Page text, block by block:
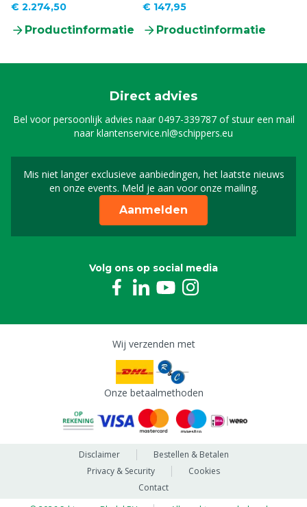
€ 2.274,50
Productinformatie
€ 147,95
Productinformatie
Direct advies
Bel voor persoonlijk advies naar0497-339787of stuur een mail
naarklantenservice.nl@schippers.eu
Mis niet langer exclusieve aanbiedingen, het laatste nieuws
en onze events. Meld je aan voor onze mailing.
Schrijf je in voor onze
Aanmelden
Volg ons op social media
Wij verzenden met
Onze betaalmethoden
Disclaimer
Bestellen & Betalen
Privacy & Security
Cookies
Contact